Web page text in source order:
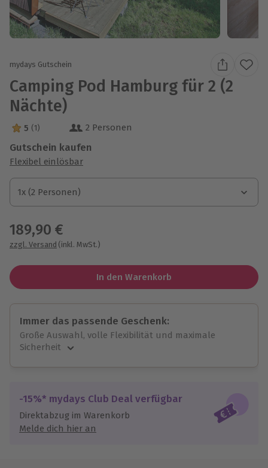
mydays Gutschein
Camping Pod Hamburg für 2 (2
Nächte)
5 Sterne von 5 aus 1 Bewertungen
5 (1) 2 Personen
Gutschein kaufen
Flexibel einlösbar
1x (2 Personen)
1x (2 Personen)
1x (2 Personen)
189,90 €
zzgl. Versand (inkl. MwSt.)
In den Warenkorb
Immer das passende Geschenk:
Große Auswahl, volle Flexibilität und maximale
Sicherheit
Jeder Gutschein für alle Erlebnisse einlösbar.
Maximale Sicherheit
10 Jahre gültig & verlängerbar.
-15%* mydays Club Deal verfügbar
Direktabzug im Warenkorb
Melde dich hier an